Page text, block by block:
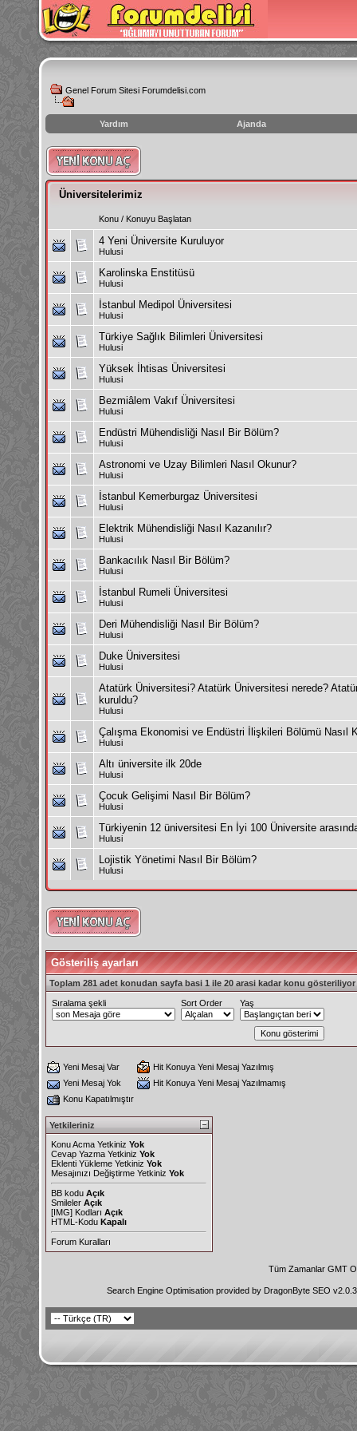
Genel Forum Sitesi Forumdelisi.com
Yardım Ajanda
instagram
izlenme
hilesi
Üniversitelerimiz
Konu / Konuyu Başlatan
4 Yeni Üniversite Kuruluyor
Hulusi
Karolinska Enstitüsü
Hulusi
İstanbul Medipol Üniversitesi
Hulusi
Türkiye Sağlık Bilimleri Üniversitesi
Hulusi
Yüksek İhtisas Üniversitesi
Hulusi
Bezmiâlem Vakıf Üniversitesi
Hulusi
Endüstri Mühendisliği Nasıl Bir Bölüm?
Hulusi
Astronomi ve Uzay Bilimleri Nasıl Okunur?
Hulusi
İstanbul Kemerburgaz Üniversitesi
Hulusi
Elektrik Mühendisliği Nasıl Kazanılır?
Hulusi
Bankacılık Nasıl Bir Bölüm?
Hulusi
İstanbul Rumeli Üniversitesi
Hulusi
Deri Mühendisliği Nasıl Bir Bölüm?
Hulusi
Duke Üniversitesi
Hulusi
Atatürk Üniversitesi? Atatürk Üniversitesi nerede?
kuruldu?
Hulusi
Çalışma Ekonomisi ve Endüstri İlişkileri Bölümü Nasıl
Hulusi
Altı üniversite ilk 20de
Hulusi
Çocuk Gelişimi Nasıl Bir Bölüm?
Hulusi
Türkiyenin 12 üniversitesi En İyi 100 Üniversite
Hulusi
Lojistik Yönetimi Nasıl Bir Bölüm?
Hulusi
Gösteriliş ayarları
Toplam 281 adet konudan sayfa basi 1 ile 20 arasi kadar konu gösteriliyor
Sıralama şekli Sort Order Yaş
Yeni Mesaj Var
Hit Konuya Yeni Mesaj Yazılmış
Yeni Mesaj Yok
Hit Konuya Yeni Mesaj Yazılmamış
Konu Kapatılmıştır
Yetkileriniz
Konu Acma Yetkiniz Yok
Cevap Yazma Yetkiniz Yok
Eklenti Yükleme Yetkiniz Yok
Mesajınızı Değiştirme Yetkiniz Yok
BB kodu Açık
Smileler Açık
[IMG] Kodları Açık
HTML-Kodu Kapalı
Forum Kuralları
Tüm Zamanlar GMT
Search Engine Optimisation provided by DragonByte SEO